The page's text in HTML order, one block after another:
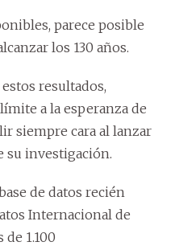
parece posible
los 130 años.
resultados,
a la esperanza de
siempre cara al lanzar
su investigación.
de datos recién
Internacional de
1.100